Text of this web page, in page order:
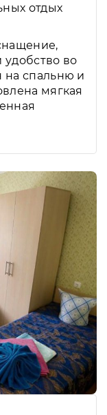
отдых
во
на спальню и
мягкая